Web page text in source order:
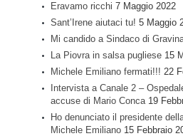
Eravamo ricchi 7 Maggio 2022
Sant’Irene aiutaci tu! 5 Maggio
Mi candido a Sindaco di
La Piovra in salsa pugliese 15
Michele Emiliano fermati!!! 22
Intervista a Canale 2 –
accuse di Mario Conca 19
Ho denunciato il presidente
Michele Emiliano 15 Febbraio